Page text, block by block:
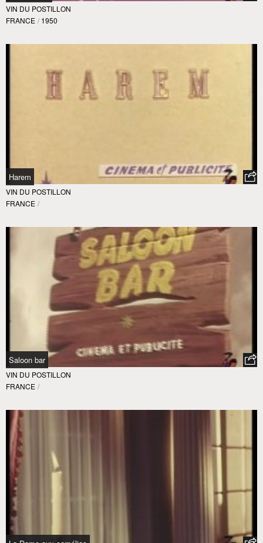
VIN DU POSTILLON
FRANCE / 1950
Harem
VIN DU POSTILLON
FRANCE /
Saloon bar
VIN DU POSTILLON
FRANCE /